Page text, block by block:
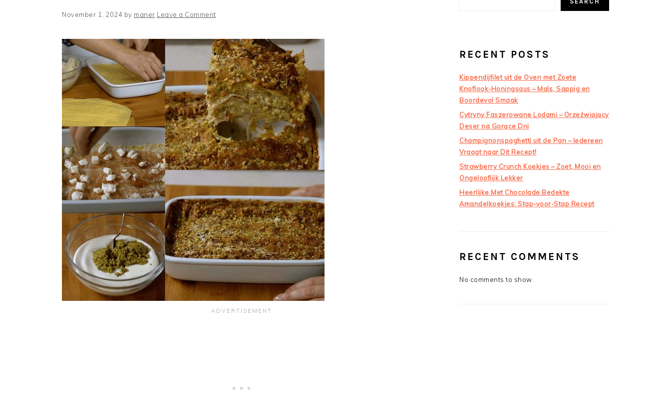
November 1, 2024 by maner Leave a Comment
RECENT POSTS
Kippendijfilet uit de Oven met Zoete
Knoflook-Honingsaus – Mals, Sappig en
Boordevol Smaak
Cytryny Faszerowane Lodami – Orzeźwiający
Deser na Gorące Dni
Champignonspaghetti uit de Pan – Iedereen
Vraagt naar Dit Recept!
Strawberry Crunch Koekjes – Zoet, Mooi en
Ongelooflijk Lekker
Heerlijke Met Chocolade Bedekte
Amandelkoekjes: Stap-voor-Stap Recept
RECENT COMMENTS
No comments to show.